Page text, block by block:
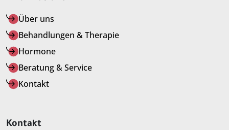
Über uns
Behandlungen & Therapie
Hormone
Beratung & Service
Kontakt
Kontakt